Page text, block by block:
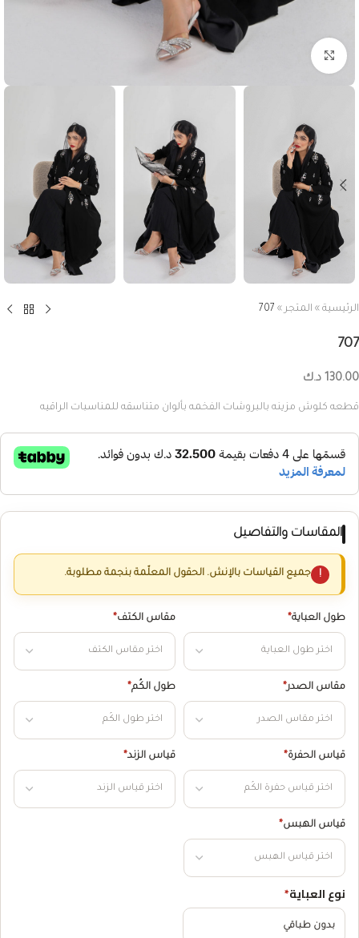
الرئيسية » المتجر »
707
707
130.00 د.ك
قطعه كلوش مزينه بالبروشات الفخمه بألوان متناسقه للمناسبات الراقيه
المقاسات والتفاصيل
جميع القياسات بالإنش. الحقول المعلّمة بنجمة مطلوبة.
طول العباية* مقاس الكتف*
مقاس الصدر* طول الكُم*
قياس الحفرة* قياس الزند*
قياس الهبس*
نوع العباية*
بدون طباقي